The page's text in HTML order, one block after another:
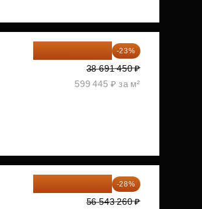
-23%
38 691 450 ₽
599 445 ₽ за м²
-28%
56 543 260 ₽